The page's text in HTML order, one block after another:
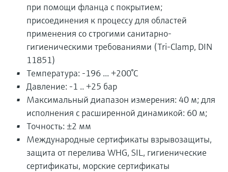
при помощи фланца с покрытием;
присоединения к процессу для областей
применения со строгими санитарно-
гигиеническими требованиями (Tri-Clamp, DIN
11851)
Температура: -196 ... +200°C
Давление: -1 .. +25 бар
Максимальный диапазон измерения: 40 м; для
исполнения с расширенной динамикой: 60 м;
Точность: ±2 мм
Международные сертификаты взрывозащиты,
защита от перелива WHG, SIL, гигиенические
сертификаты, морские сертификаты